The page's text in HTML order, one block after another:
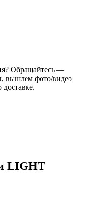
Обращайтесь —
вышлем фото/видео
LIGHT